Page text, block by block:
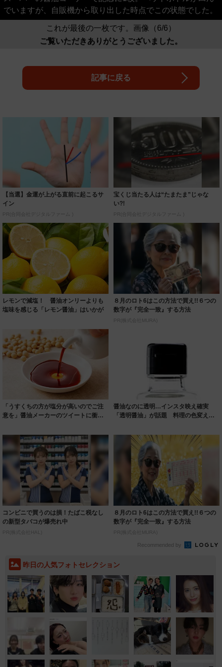
でいますが、自販機から取り出した時点でこの状態でした。
これが最後の一枚です。画像（6/6）
ご覧いただきありがとうございました。
記事に戻る
【当選】金運が上がる直前に起こるサ
イン
PR(合同会社デジタルファーム )
宝くじ当たる人は“たまたま”じゃな
い?!
PR(合同会社デジタルファーム )
レモンで減塩！ 醤油オンリーよりも
塩味を感じる「レモン醤油」はいかが
８月のロト6はこの方法で買え!!６つの
数字が『完全一致』する方法
PR(株式会社MURA)
「うすくちの方が塩分が高いのでご注
意を」醤油メーカーのツイートに衝
醤油なのに透明…インスタ映え確実
「透明醤油」が話題 料理の色変えず
コンビニで買うのは損！たばこ税なし
の新型タバコが爆売れ中
PR(株式会社HAL)
８月のロト6はこの方法で買え!!６つの
数字が『完全一致』する方法
PR(株式会社MURA)
Recommended by
昨日の人気フォトセレクション